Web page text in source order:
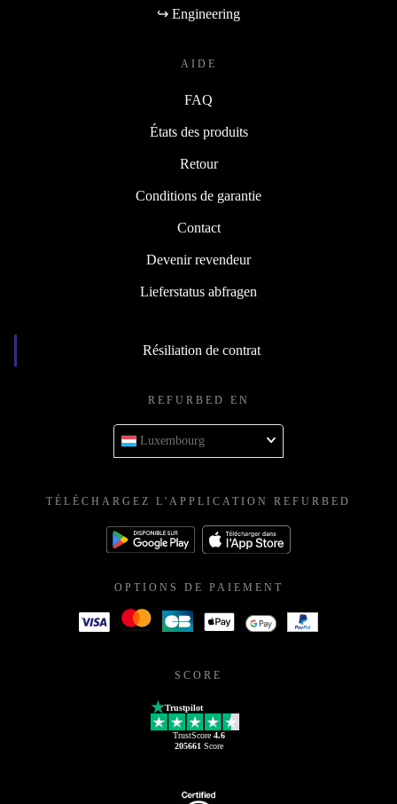
↪ Engineering
AIDE
FAQ
États des produits
Retour
Conditions de garantie
Contact
Devenir revendeur
Lieferstatus abfragen
Résiliation de contrat
REFURBED EN
Luxembourg
TÉLÉCHARGEZ L'APPLICATION REFURBED
OPTIONS DE PAIEMENT
SCORE
Trustpilot
TrustScore 4.6
205661 Score